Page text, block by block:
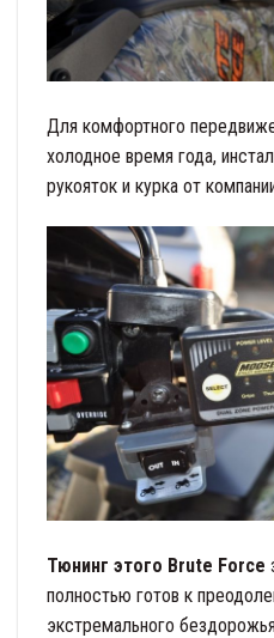
Для комфортного
холодное время года,
рукояток и курка от
Тюнинг этого Brute Force
полностью готов к
экстремального